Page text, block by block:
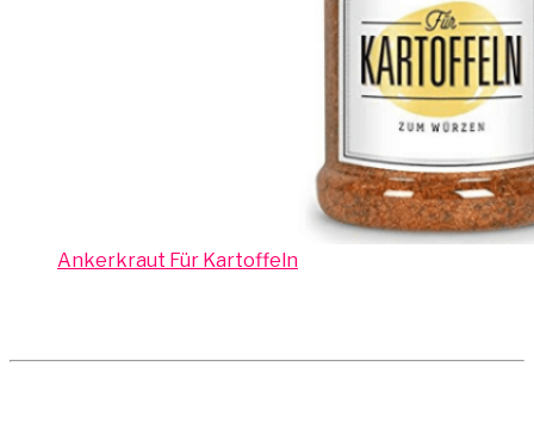
Ankerkraut Für Kartoffeln